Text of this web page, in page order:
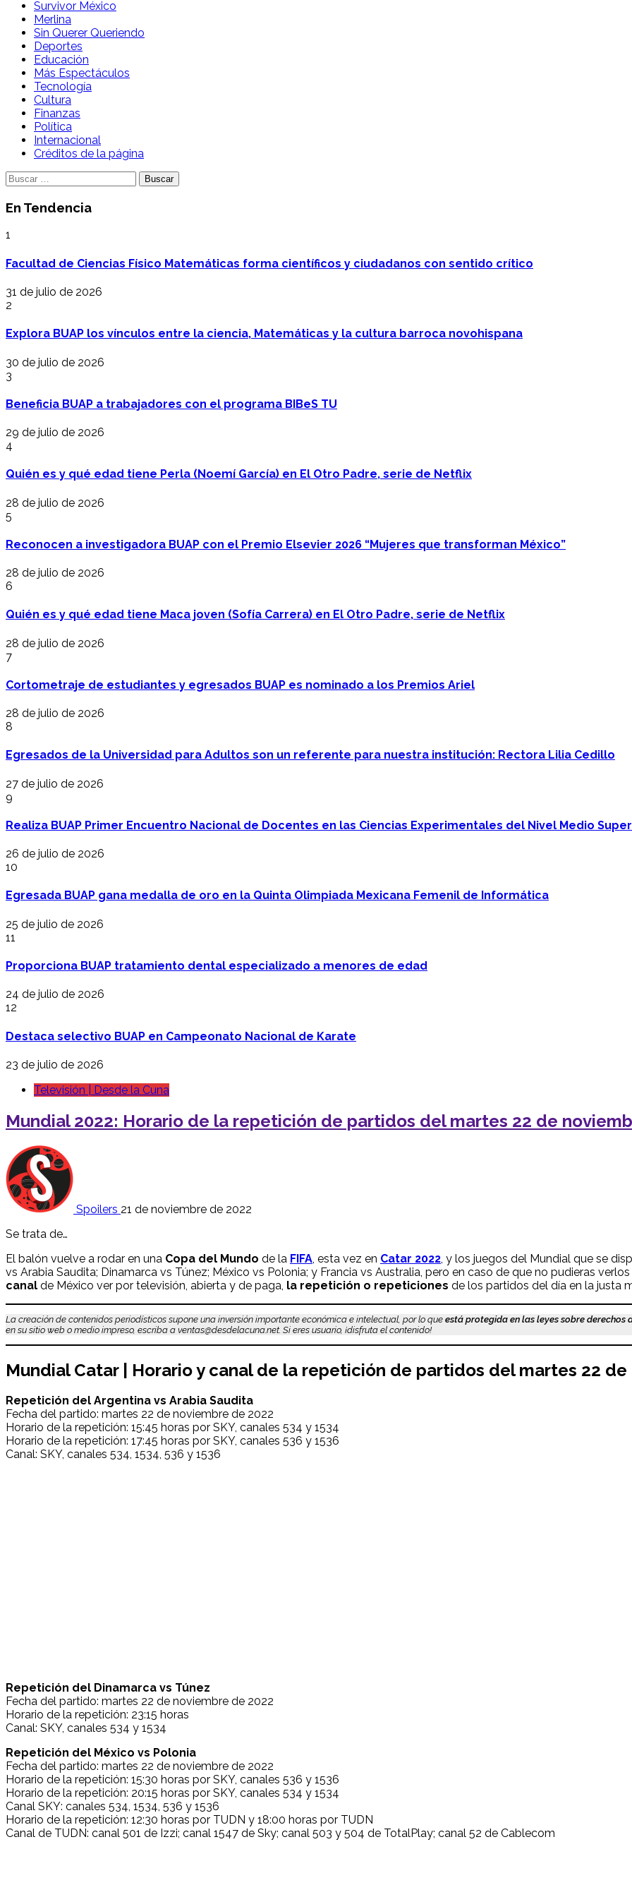
Survivor México
Merlina
Sin Querer Queriendo
Deportes
Educación
Más Espectáculos
Tecnología
Cultura
Finanzas
Política
Internacional
Créditos de la página
Buscar:
En Tendencia
1
Facultad de Ciencias Físico Matemáticas forma científicos y ciudadanos con sentido crítico
31 de julio de 2026
2
Explora BUAP los vínculos entre la ciencia, Matemáticas y la cultura barroca novohispana
30 de julio de 2026
3
Beneficia BUAP a trabajadores con el programa BIBeS TU
29 de julio de 2026
4
Quién es y qué edad tiene Perla (Noemí García) en El Otro Padre, serie de Netflix
28 de julio de 2026
5
Reconocen a investigadora BUAP con el Premio Elsevier 2026 “Mujeres que transforman México”
28 de julio de 2026
6
Quién es y qué edad tiene Maca joven (Sofía Carrera) en El Otro Padre, serie de Netflix
28 de julio de 2026
7
Cortometraje de estudiantes y egresados BUAP es nominado a los Premios Ariel
28 de julio de 2026
8
Egresados de la Universidad para Adultos son un referente para nuestra institución: Rectora Lilia Cedillo
27 de julio de 2026
9
Realiza BUAP Primer Encuentro Nacional de Docentes en las Ciencias Experimentales del Nivel Medio
26 de julio de 2026
10
Egresada BUAP gana medalla de oro en la Quinta Olimpiada Mexicana Femenil de Informática
25 de julio de 2026
11
Proporciona BUAP tratamiento dental especializado a menores de edad
24 de julio de 2026
12
Destaca selectivo BUAP en Campeonato Nacional de Karate
23 de julio de 2026
Televisión | Desde la Cuna
Mundial 2022: Horario de la repetición de partidos del martes 22 de
Spoilers 21 de noviembre de 2022
Se trata de…
El balón vuelve a rodar en una Copa del Mundo de la FIFA , esta vez en Catar 2022 , y los juegos del Mundial que se
vs Arabia Saudita; Dinamarca vs Túnez; México vs Polonia; y Francia vs Australia, pero en caso de que no pudieras
canal de México ver por televisión, abierta y de paga, la repetición o repeticiones de los partidos del día en la justa
La creación de contenidos periodísticos supone una inversión importante económica e intelectual, por lo que está protegida en las leyes sobre derechos
en su sitio web o medio impreso, escriba a ventas@desdelacuna.net. Si eres usuario, ¡disfruta el contenido!
Mundial Catar | Horario y canal de la repetición de partidos del martes 22
Repetición del Argentina vs Arabia Saudita
Fecha del partido: martes 22 de noviembre de 2022
Horario de la repetición: 15:45 horas por SKY, canales 534 y 1534
Horario de la repetición: 17:45 horas por SKY, canales 536 y 1536
Canal: SKY, canales 534, 1534, 536 y 1536
Repetición del Dinamarca vs Túnez
Fecha del partido: martes 22 de noviembre de 2022
Horario de la repetición: 23:15 horas
Canal: SKY, canales 534 y 1534
Repetición del México vs Polonia
Fecha del partido: martes 22 de noviembre de 2022
Horario de la repetición: 15:30 horas por SKY, canales 536 y 1536
Horario de la repetición: 20:15 horas por SKY, canales 534 y 1534
Canal SKY: canales 534, 1534, 536 y 1536
Horario de la repetición: 12:30 horas por TUDN y 18:00 horas por TUDN
Canal de TUDN: canal 501 de Izzi; canal 1547 de Sky; canal 503 y 504 de TotalPlay; canal 52 de Cablecom